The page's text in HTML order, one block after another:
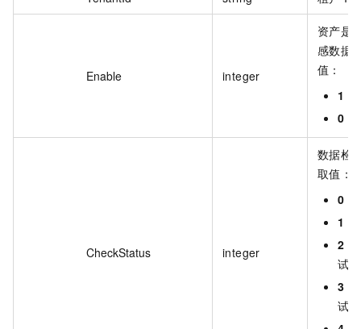
Enable integer
资产是
感数据
值：
1
0
CheckStatus integer
数据检
取值：
0
1
2
试
3
试